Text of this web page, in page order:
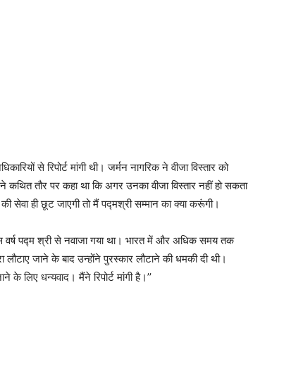
से रिपोर्ट मांगी थी। जर्मन नागरिक ने वीजा विस्तार को
तौर पर कहा था कि अगर उनका वीजा विस्तार नहीं हो सकता
सेवा ही छूट जाएगी तो मैं पद्मश्री सम्मान का क्या करूंगी।
वर्ष पद्म श्री से नवाजा गया था। भारत में और अधिक समय तक
जाने के बाद उन्होंने पुरस्कार लौटाने की धमकी दी थी।
के लिए धन्यवाद। मैंने रिपोर्ट मांगी है।’’